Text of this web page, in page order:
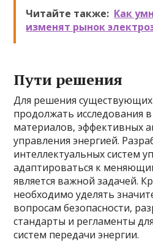
Читайте также: Как
изменят рынок
Пути решения
Для решения
продолжать исследования
материалов, эффективных
управления энергией.
интеллектуальных систем
адаптироваться к
является важной задачей.
необходимо уделять
вопросам безопасности,
стандарты и регламенты
систем передачи энергии.